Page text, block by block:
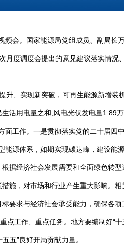
会。国家能源局党组成员、副局长
度调度会提出的意见建议落实情
、实现新突破，可再生能源新增
活用电量之和;风电光伏发电量1.89
面工作。一是贯彻落实党的二十届
能源体系，如期实现碳达峰，建设
据经济社会发展需要和全面绿色转
施，对市场和行业产生重大影响。
求与经济社会承受能力，确保各
点工作、重点任务。地方要编制好
五”良好开局贡献力量。